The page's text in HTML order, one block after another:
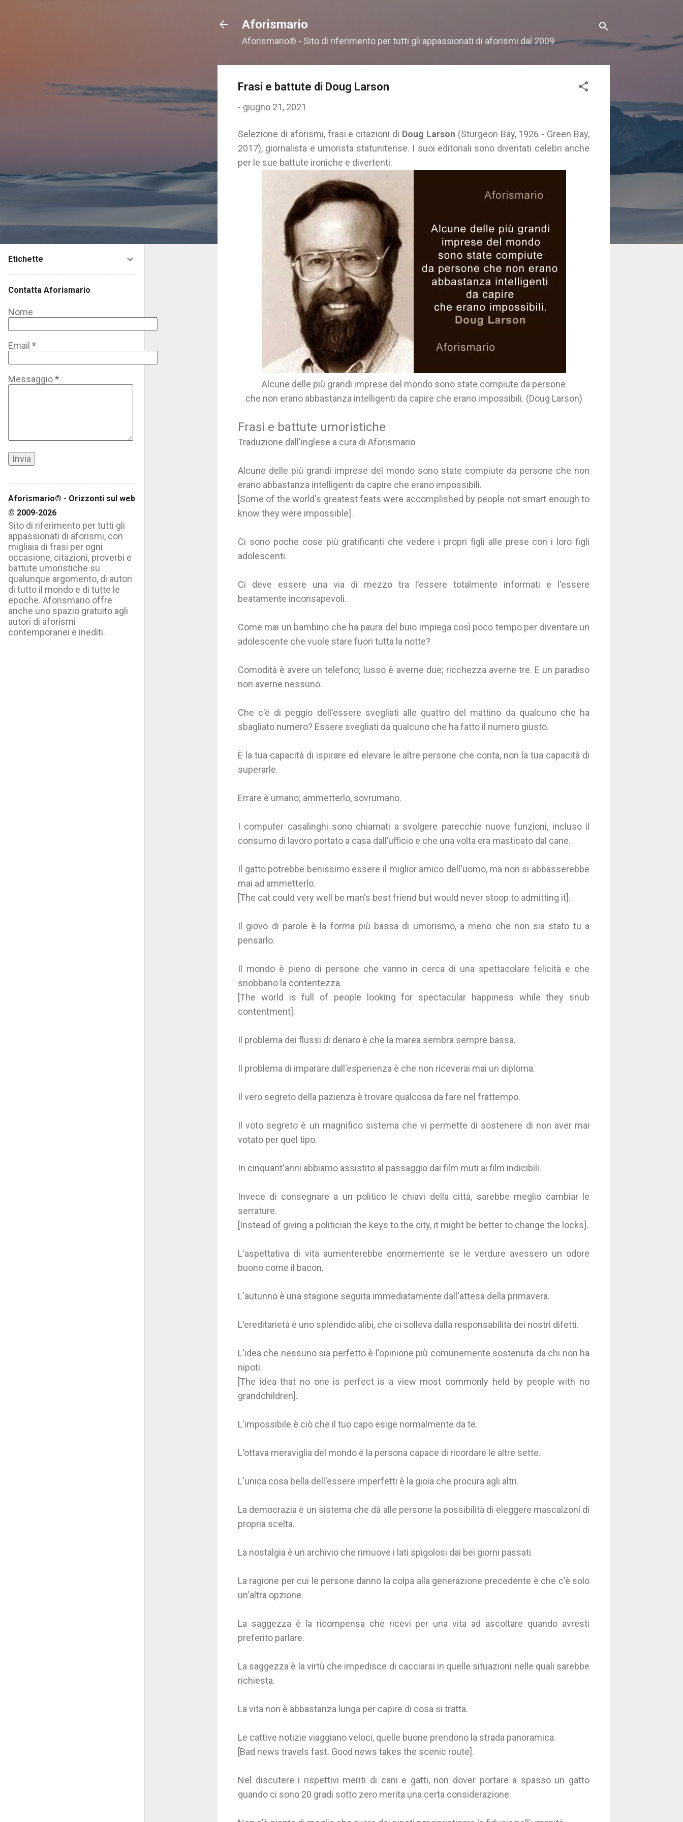
Aforismario
Aforismario® - Sito di riferimento per tutti gli appassionati di aforismi dal 2009
Frasi e battute di Doug Larson
- giugno 21, 2021
Selezione di aforismi, frasi e citazioni di Doug Larson (Sturgeon Bay, 1926 - Green Bay,
2017), giornalista e umorista statunitense. I suoi editoriali sono diventati celebri anche
per le sue battute ironiche e divertenti.
Alcune delle più grandi imprese del mondo sono state compiute da persone
che non erano abbastanza intelligenti da capire che erano impossibili. (Doug Larson)
Frasi e battute umoristiche
Traduzione dall'inglese a cura di Aforismario
Alcune delle più grandi imprese del mondo sono state compiute da persone che non
erano abbastanza intelligenti da capire che erano impossibili.
[Some of the world's greatest feats were accomplished by people not smart enough to
know they were impossible].
Ci sono poche cose più gratificanti che vedere i propri figli alle prese con i loro figli
adolescenti.
Ci deve essere una via di mezzo tra l'essere totalmente informati e l'essere
beatamente inconsapevoli.
Come mai un bambino che ha paura del buio impiega così poco tempo per diventare un
adolescente che vuole stare fuori tutta la notte?
Comodità è avere un telefono; lusso è averne due; ricchezza averne tre. E un paradiso
non averne nessuno.
Che c'è di peggio dell'essere svegliati alle quattro del mattino da qualcuno che ha
sbagliato numero? Essere svegliati da qualcuno che ha fatto il numero giusto.
È la tua capacità di ispirare ed elevare le altre persone che conta, non la tua capacità di
superarle.
Errare è umano; ammetterlo, sovrumano.
I computer casalinghi sono chiamati a svolgere parecchie nuove funzioni, incluso il
consumo di lavoro portato a casa dall’ufficio e che una volta era masticato dal cane.
Il gatto potrebbe benissimo essere il miglior amico dell'uomo, ma non si abbasserebbe
mai ad ammetterlo.
[The cat could very well be man's best friend but would never stoop to admitting it].
Il giovo di parole è la forma più bassa di umorismo, a meno che non sia stato tu a
pensarlo.
Il mondo è pieno di persone che vanno in cerca di una spettacolare felicità e che
snobbano la contentezza.
[The world is full of people looking for spectacular happiness while they snub
contentment].
Il problema dei flussi di denaro è che la marea sembra sempre bassa.
Il problema di imparare dall'esperienza è che non riceverai mai un diploma.
Il vero segreto della pazienza è trovare qualcosa da fare nel frattempo.
Il voto segreto è un magnifico sistema che vi permette di sostenere di non aver mai
votato per quel tipo.
In cinquant'anni abbiamo assistito al passaggio dai film muti ai film indicibili.
Invece di consegnare a un politico le chiavi della città, sarebbe meglio cambiar le
serrature.
[Instead of giving a politician the keys to the city, it might be better to change the locks].
L'aspettativa di vita aumenterebbe enormemente se le verdure avessero un odore
buono come il bacon.
L'autunno è una stagione seguita immediatamente dall'attesa della primavera.
L'ereditarietà è uno splendido alibi, che ci solleva dalla responsabilità dei nostri difetti.
L'idea che nessuno sia perfetto è l'opinione più comunemente sostenuta da chi non ha
nipoti.
[The idea that no one is perfect is a view most commonly held by people with no
grandchildren].
L'impossibile è ciò che il tuo capo esige normalmente da te.
L'ottava meraviglia del mondo è la persona capace di ricordare le altre sette.
L'unica cosa bella dell'essere imperfetti è la gioia che procura agli altri.
La democrazia è un sistema che dà alle persone la possibilità di eleggere mascalzoni di
propria scelta.
La nostalgia è un archivio che rimuove i lati spigolosi dai bei giorni passati.
La ragione per cui le persone danno la colpa alla generazione precedente è che c'è solo
un'altra opzione.
La saggezza è la ricompensa che ricevi per una vita ad ascoltare quando avresti
preferito parlare.
La saggezza è la virtù che impedisce di cacciarsi in quelle situazioni nelle quali sarebbe
richiesta.
La vita non è abbastanza lunga per capire di cosa si tratta.
Le cattive notizie viaggiano veloci, quelle buone prendono la strada panoramica.
[Bad news travels fast. Good news takes the scenic route].
Nel discutere i rispettivi meriti di cani e gatti, non dover portare a spasso un gatto
quando ci sono 20 gradi sotto zero merita una certa considerazione.
Etichette
Contatta Aforismario
Nome
Email *
Messaggio*
Aforismario® - Orizzonti sul web
© 2009-2026
Sito di riferimento per tutti gli
appassionati di aforismi, con
migliaia di frasi per ogni
occasione, citazioni, proverbi e
battute umoristiche su
qualunque argomento, di autori
di tutto il mondo e di tutte le
epoche. Aforismario offre
anche uno spazio gratuito agli
autori di aforismi
contemporanei e inediti.